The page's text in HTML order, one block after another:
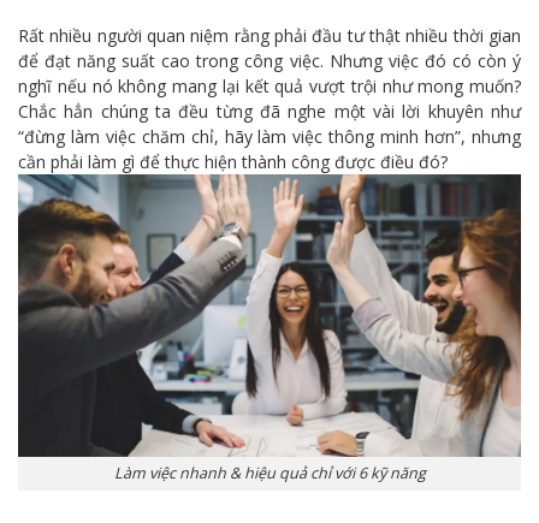
Rất nhiều người quan niệm rằng phải đầu tư thật nhiều thời gian
để đạt năng suất cao trong công việc. Nhưng việc đó có còn ý
nghĩ nếu nó không mang lại kết quả vượt trội như mong muốn?
Chắc hẳn chúng ta đều từng đã nghe một vài lời khuyên như
“đừng làm việc chăm chỉ, hãy làm việc thông minh hơn”, nhưng
cần phải làm gì để thực hiện thành công được điều đó?
Làm việc nhanh & hiệu quả chỉ với 6 kỹ năng